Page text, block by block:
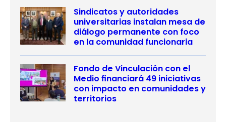
Sindicatos y autoridades
universitarias instalan mesa de
diálogo permanente con foco
en la comunidad funcionaria
Fondo de Vinculación con el
Medio financiará 49 iniciativas
con impacto en comunidades y
territorios